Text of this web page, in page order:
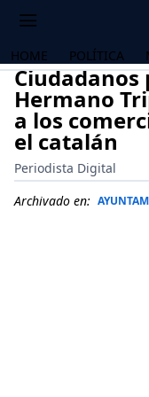
HOME POLÍTICA
Ciudadanos
Hermano
a los
el catalán
Periodista Digital
Archivado en: